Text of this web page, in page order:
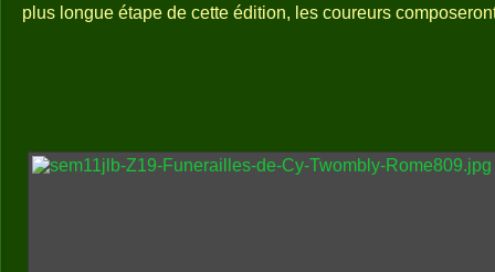
plus longue étape de cette édition, les coureurs